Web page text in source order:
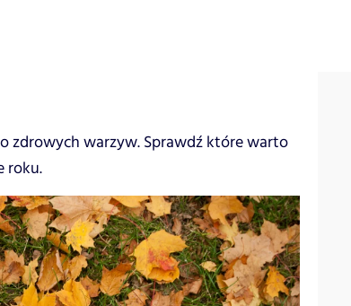
zdrowych warzyw. Sprawdź które warto
roku.